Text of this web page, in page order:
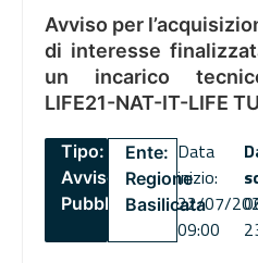
Avviso per
di interesse
un incarico
LIFE21-NAT-IT-LIFE
Tipo:
Avviso
Pubblico
Ente:
Regione
Basilicata
Data
inizio:
22/07/
09:00